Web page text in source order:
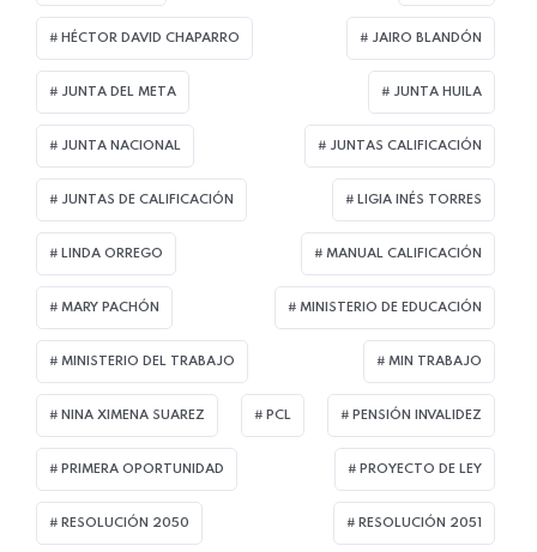
HÉCTOR DAVID CHAPARRO JAIRO BLANDÓN
JUNTA DEL META JUNTA HUILA
JUNTA NACIONAL JUNTAS CALIFICACIÓN
JUNTAS DE CALIFICACIÓN LIGIA INÉS TORRES
LINDA ORREGO MANUAL CALIFICACIÓN
MARY PACHÓN MINISTERIO DE EDUCACIÓN
MINISTERIO DEL TRABAJO MIN TRABAJO
NINA XIMENA SUAREZ PCL PENSIÓN INVALIDEZ
PRIMERA OPORTUNIDAD PROYECTO DE LEY
RESOLUCIÓN 2050 RESOLUCIÓN 2051